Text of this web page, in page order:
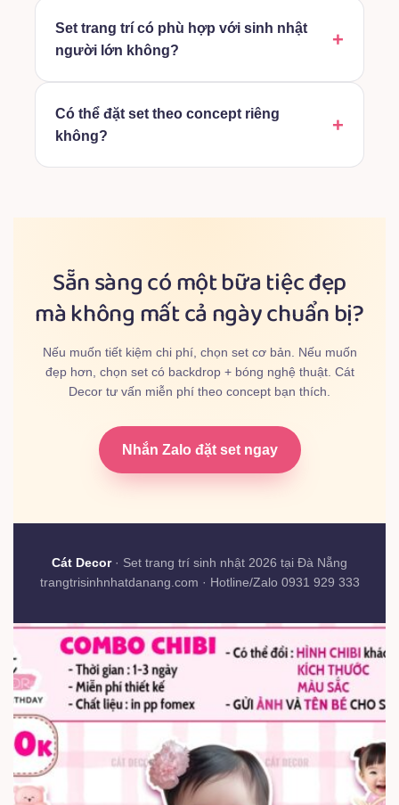
Set trang trí có phù hợp với sinh nhật
người lớn không?
Có thể đặt set theo concept riêng
không?
Sẵn sàng có một bữa tiệc đẹp
mà không mất cả ngày chuẩn bị?
Nếu muốn tiết kiệm chi phí, chọn set cơ bản. Nếu muốn
đẹp hơn, chọn set có backdrop + bóng nghệ thuật. Cát
Decor tư vấn miễn phí theo concept bạn thích.
Nhắn Zalo đặt set ngay
Cát Decor· Set trang trí sinh nhật 2026 tại Đà Nẵng
trangtrisinhnhatdanang.com · Hotline/Zalo 0931 929 333